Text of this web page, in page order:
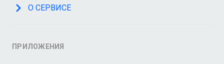
О СЕРВИСЕ
ПРИЛОЖЕНИЯ